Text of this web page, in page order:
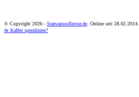
© Copyright 2026 - Starwarscollector.de. Online seit 28.02.2014.
☕ Kaffee spendieren?